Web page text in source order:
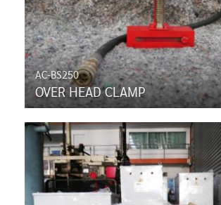
AC-BS250
OVER HEAD CLAMP